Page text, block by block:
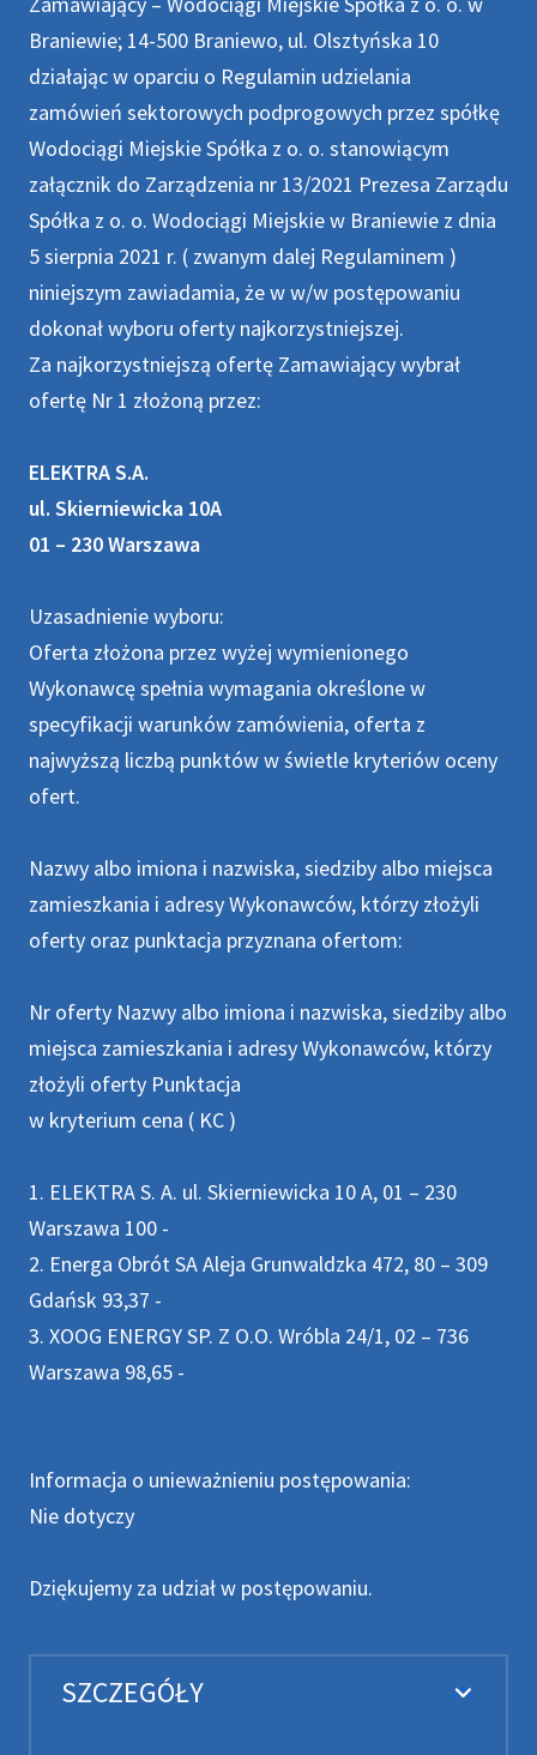
Braniewie; 14-500 Braniewo, ul. Olsztyńska 10
działając w oparciu o Regulamin udzielania
zamówień sektorowych podprogowych przez spółkę
Wodociągi Miejskie Spółka z o. o. stanowiącym
załącznik do Zarządzenia nr 13/2021 Prezesa Zarządu
Spółka z o. o. Wodociągi Miejskie w Braniewie z dnia
5 sierpnia 2021 r. ( zwanym dalej Regulaminem )
niniejszym zawiadamia, że w w/w postępowaniu
dokonał wyboru oferty najkorzystniejszej.
Za najkorzystniejszą ofertę Zamawiający wybrał
ofertę Nr 1 złożoną przez:
ELEKTRA S.A.
ul. Skierniewicka 10A
01 – 230 Warszawa
Uzasadnienie wyboru:
Oferta złożona przez wyżej wymienionego
Wykonawcę spełnia wymagania określone w
specyfikacji warunków zamówienia, oferta z
najwyższą liczbą punktów w świetle kryteriów oceny
ofert.
Nazwy albo imiona i nazwiska, siedziby albo miejsca
zamieszkania i adresy Wykonawców, którzy złożyli
oferty oraz punktacja przyznana ofertom:
Nr oferty Nazwy albo imiona i nazwiska, siedziby albo
miejsca zamieszkania i adresy Wykonawców, którzy
złożyli oferty Punktacja
w kryterium cena ( KC )
1. ELEKTRA S. A. ul. Skierniewicka 10 A, 01 – 230
Warszawa 100 -
2. Energa Obrót SA Aleja Grunwaldzka 472, 80 – 309
Gdańsk 93,37 -
3. XOOG ENERGY SP. Z O.O. Wróbla 24/1, 02 – 736
Warszawa 98,65 -
Informacja o unieważnieniu postępowania:
Nie dotyczy
Dziękujemy za udział w postępowaniu.
SZCZEGÓŁY